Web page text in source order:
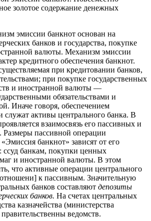
золотое содержание денежных
эмиссии банкнот основан на
банков и государства, покупке
валюты. Механизм эмиссии
кредитного обеспечения банкнот.
при кредитовании банков,
при покупке государственных
и иностранной валюты —
обязательствами и
Иначе говоря, обеспечением
служат активы центрального банка. В
взаимосвязь его пассивных и
пассивной операции
банкнот» зависят от его
ссуд банкам, покупки ценных
и иностранной валюты. В этом
что активные операции центрального
к пассивным. Значительную
банков составляют депозиты
банков. На счетах центральных
казначейства (министерства
ведомств.